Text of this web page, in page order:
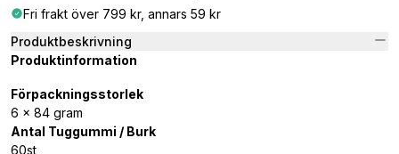
Fri frakt över 799 kr, annars 59 kr
Produktbeskrivning
Produktinformation
Förpackningsstorlek
6 x 84 gram
Antal Tuggummi / Burk
60st